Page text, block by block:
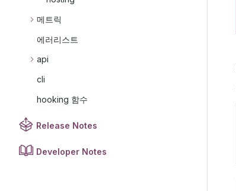
메트릭
에러리스트
api
cli
hooking 함수
Release Notes
Developer Notes